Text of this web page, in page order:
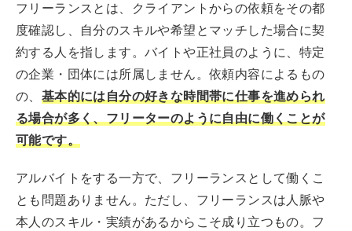
フリーランスとは、クライアントからの依頼をその都
度確認し、自分のスキルや希望とマッチした場合に契
約する人を指します。バイトや正社員のように、特定
の企業・団体には所属しません。依頼内容によるもの
の、 基本的には自分の好きな時間帯に仕事を進められ
る場合が多く、フリーターのように自由に働くことが
可能です。
アルバイトをする一方で、フリーランスとして働くこ
とも問題ありません。ただし、フリーランスは人脈や
本人のスキル・実績があるからこそ成り立つもの。フ